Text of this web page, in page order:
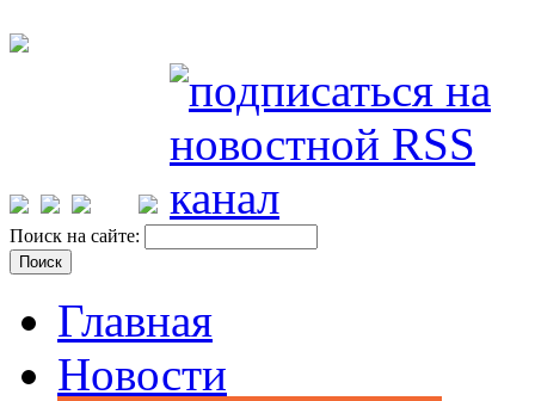
Поиск на сайте:
Главная
Новости